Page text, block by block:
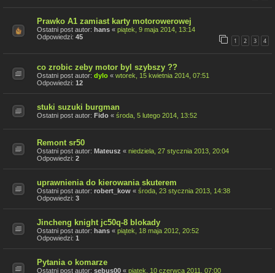
Prawko A1 zamiast karty motorowerowej
Ostatni post autor: hans « piątek, 9 maja 2014, 13:14
Odpowiedzi: 45 1 2 3 4
co zrobic zeby motor byl szybszy ??
Ostatni post autor: dylo « wtorek, 15 kwietnia 2014, 07:51
Odpowiedzi: 12
stuki suzuki burgman
Ostatni post autor: Fido « środa, 5 lutego 2014, 13:52
Remont sr50
Ostatni post autor: Mateusz « niedziela, 27 stycznia 2013, 20:04
Odpowiedzi: 2
uprawnienia do kierowania skuterem
Ostatni post autor: robert_kow « środa, 23 stycznia 2013, 14:38
Odpowiedzi: 3
Jincheng knight jc50q-8 blokady
Ostatni post autor: hans « piątek, 18 maja 2012, 20:52
Odpowiedzi: 1
Pytania o komarze
Ostatni post autor: sebus00 « piątek, 10 czerwca 2011, 07:00